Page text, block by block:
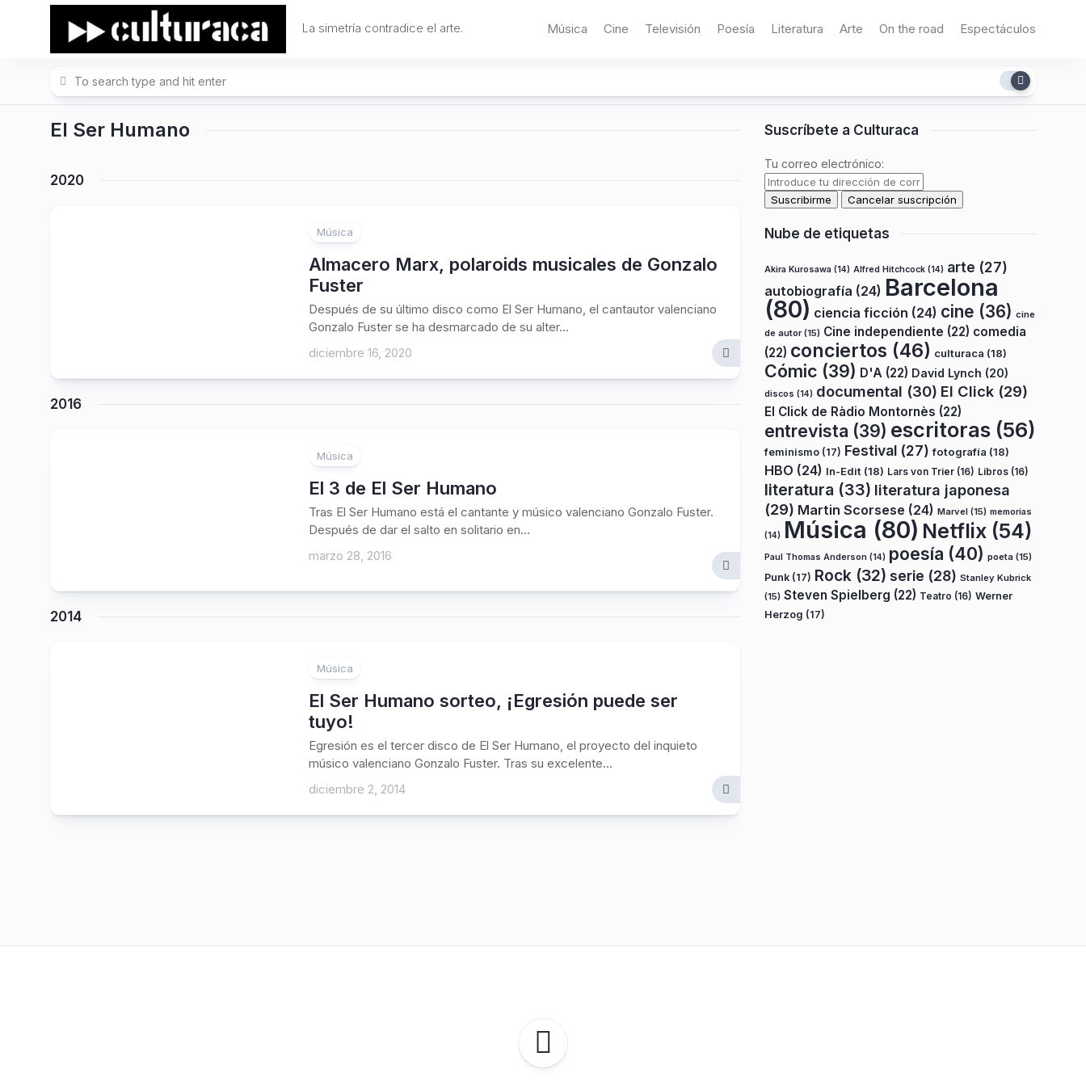
La simetría contradice el arte. Música Cine Televisión Poesía Literatura Arte On the road Espectáculos
El Ser Humano
2020
Música
Almacero Marx, polaroids musicales de Gonzalo
Fuster
Después de su último disco como El Ser Humano, el cantautor valenciano
Gonzalo Fuster se ha desmarcado de su alter...
diciembre 16, 2020
2016
Música
El 3 de El Ser Humano
Tras El Ser Humano está el cantante y músico valenciano Gonzalo Fuster.
Después de dar el salto en solitario en...
marzo 28, 2016
2014
Música
El Ser Humano sorteo, ¡Egresión puede ser
tuyo!
Egresión es el tercer disco de El Ser Humano, el proyecto del inquieto
músico valenciano Gonzalo Fuster. Tras su excelente...
diciembre 2, 2014
Suscríbete a Culturaca
Tu correo electrónico:
Nube de etiquetas
Akira Kurosawa (14) Alfred Hitchcock (14) arte (27)
autobiografía (24) Barcelona
(80) ciencia ficción (24) cine (36) cine
de autor(15) Cine independiente (22) comedia
(22) conciertos (46) culturaca (18)
Cómic (39) D'A (22) David Lynch (20)
discos (14) documental (30) El Click (29)
El Click de Ràdio Montornès (22)
entrevista (39) escritoras (56)
feminismo (17) Festival (27) fotografía (18)
HBO (24) In-Edit (18) Lars von Trier (16) Libros (16)
literatura (33) literatura japonesa
(29) Martin Scorsese (24) Marvel (15) memorias
(14) Música (80) Netflix (54)
Paul Thomas Anderson (14) poesía (40) poeta (15)
Punk (17) Rock (32) serie (28) Stanley Kubrick
(15) Steven Spielberg (22) Teatro (16) Werner
Herzog (17)